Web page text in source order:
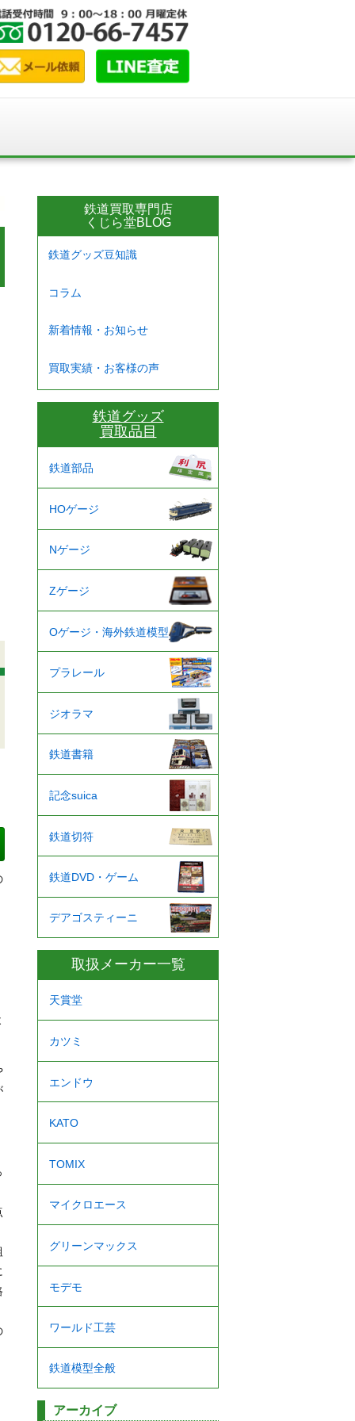
鉄道買取専門店
くじら堂BLOG
鉄道グッズ豆知識
コラム
新着情報・お知らせ
買取実績・お客様の声
鉄道グッズ
買取品目
鉄道部品
HOゲージ
Nゲージ
Zゲージ
Oゲージ・海外鉄道模型
プラレール
ジオラマ
鉄道書籍
記念suica
鉄道切符
鉄道DVD・ゲーム
デアゴスティーニ
取扱メーカー一覧
天賞堂
カツミ
エンドウ
KATO
TOMIX
マイクロエース
グリーンマックス
モデモ
ワールド工芸
鉄道模型全般
アーカイブ